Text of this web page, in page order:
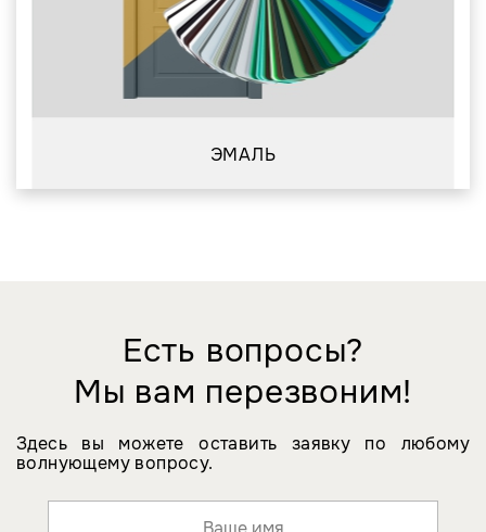
ЭМАЛЬ
Есть вопросы?
Мы вам перезвоним!
Здесь вы можете оставить заявку по любому
волнующему вопросу.